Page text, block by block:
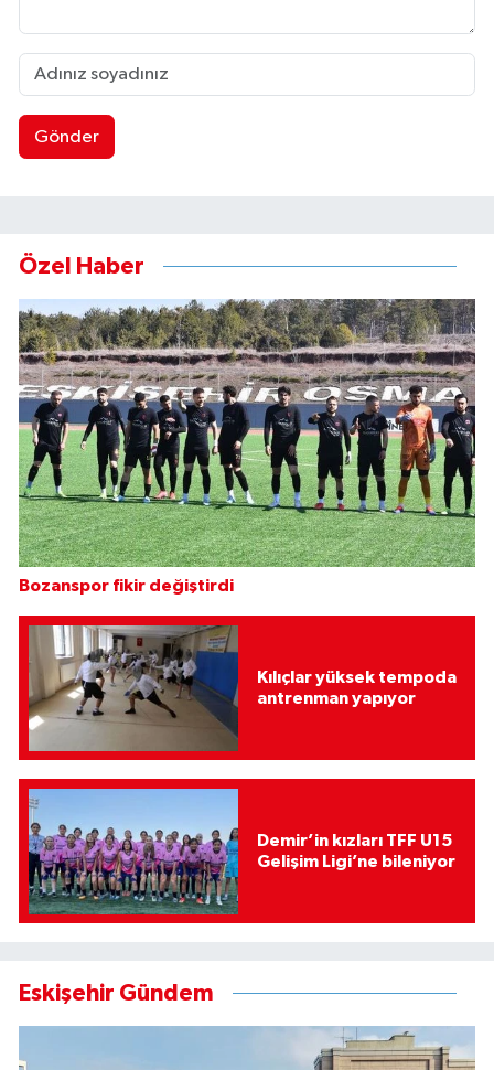
Gönder
Özel Haber
Bozanspor fikir değiştirdi
Kılıçlar yüksek tempoda
antrenman yapıyor
Demir’in kızları TFF U15
Gelişim Ligi’ne bileniyor
Eskişehir Gündem